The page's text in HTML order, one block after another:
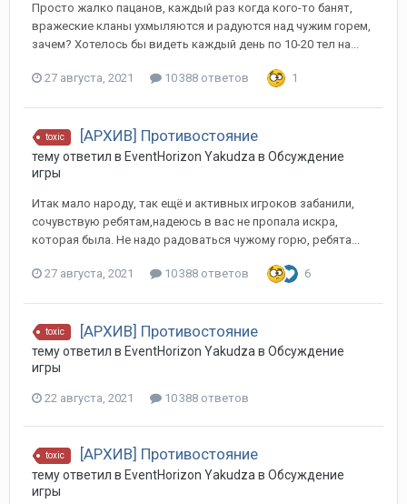
Просто жалко пацанов, каждый раз когда кого-то банят,
вражеские кланы ухмыляются и радуются над чужим горем,
зачем? Хотелось бы видеть каждый день по 10-20 тел на...
27 августа, 2021 10 388 ответов 1
toxic [АРХИВ] Противостояние
тему ответил в EventHorizon Yakudza в Обсуждение
игры
Итак мало народу, так ещё и активных игроков забанили,
сочувствую ребятам,надеюсь в вас не пропала искра,
которая была. Не надо радоваться чужому горю, ребята...
27 августа, 2021 10 388 ответов 6
toxic [АРХИВ] Противостояние
тему ответил в EventHorizon Yakudza в Обсуждение
игры
22 августа, 2021 10 388 ответов
toxic [АРХИВ] Противостояние
тему ответил в EventHorizon Yakudza в Обсуждение
игры